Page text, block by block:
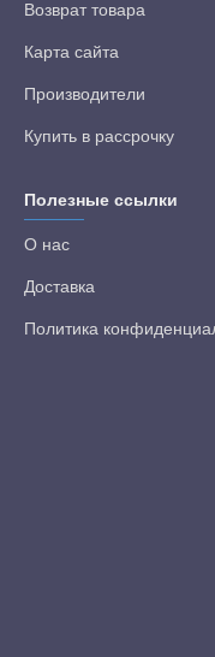
Возврат товара
Карта сайта
Производители
Купить в рассрочку
Полезные ссылки
О нас
Доставка
Политика